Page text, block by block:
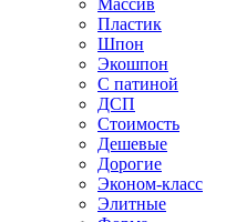
Массив
Пластик
Шпон
Экошпон
С патиной
ДСП
Стоимость
Дешевые
Дорогие
Эконом-класс
Элитные